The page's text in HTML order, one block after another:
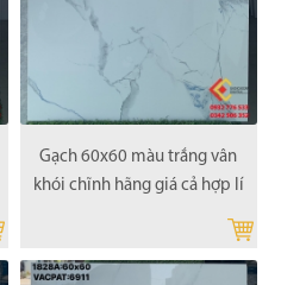
Gạch 60x60 màu trắng vân
khói chĩnh hãng giá cả hợp lí